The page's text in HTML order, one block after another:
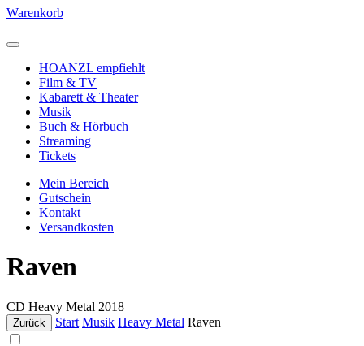
Warenkorb
HOANZL empfiehlt
Film & TV
Kabarett & Theater
Musik
Buch & Hörbuch
Streaming
Tickets
Mein Bereich
Gutschein
Kontakt
Versandkosten
Raven
CD Heavy Metal 2018
Zurück Start Musik Heavy Metal Raven